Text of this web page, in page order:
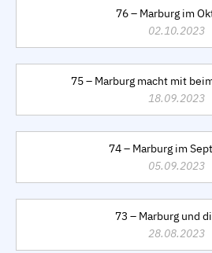
76 – Marburg im
02.10.2023
75 – Marburg macht mit
18.09.2023
74 – Marburg im
05.09.2023
73 – Marburg und
28.08.2023